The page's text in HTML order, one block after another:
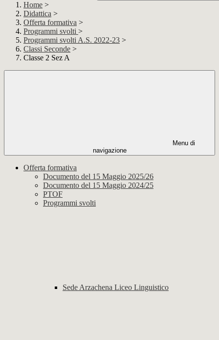
Home >
Didattica >
Offerta formativa >
Programmi svolti >
Programmi svolti A.S. 2022-23 >
Classi Seconde >
Classe 2 Sez A
Menu di
navigazione
Offerta formativa
Documento del 15 Maggio 2025/26
Documento del 15 Maggio 2024/25
PTOF
Programmi svolti
Sede Arzachena Liceo Linguistico